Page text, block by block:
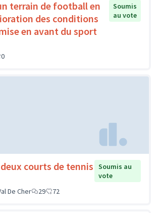
terrain de football en
des conditions
en avant du sport
Soumis
au vote
0
courts de tennis
Soumis au
vote
De Cher
29 72